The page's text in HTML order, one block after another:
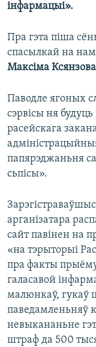
інфармацыі».
Пра гэта піша
спасылкай на
Максіма Ксянзова
Паводле ягоных
сэрвісы ня
расейскага
папярэджаньня
сьпісы».
арганізатара
сайт павінен на
«на тэрыторыі
пра факты
галасавой
малюнкаў, гукаў
паведамленьняў
невыкананьне
штраф да 500